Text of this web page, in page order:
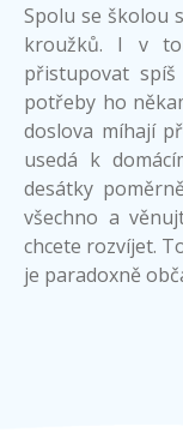
Spolu se školou
kroužků. I v
přistupovat
potřeby ho
doslova míhají
usedá k
desátky
všechno a
chcete rozvíjet.
je paradoxně